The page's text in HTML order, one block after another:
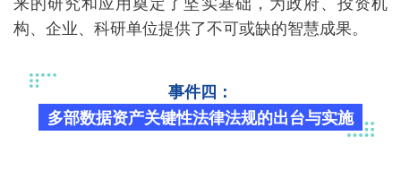
构、企业、科研单位提供了不可或缺的智慧成果。
事件四：
多部数据资产关键性法律法规的出台与实施